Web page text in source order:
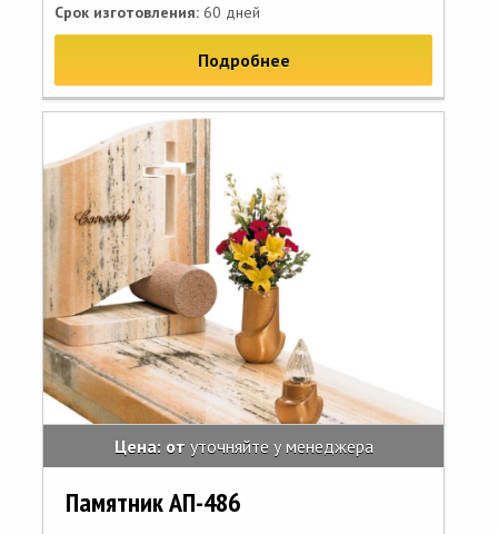
Срок изготовления: 60 дней
Подробнее
Цена: от уточняйте у менеджера
Памятник АП-486